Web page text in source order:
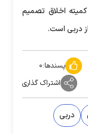
اخلاق تصمیم
دربی است.
پسندها:۰
اشتراک گذاری
دربی